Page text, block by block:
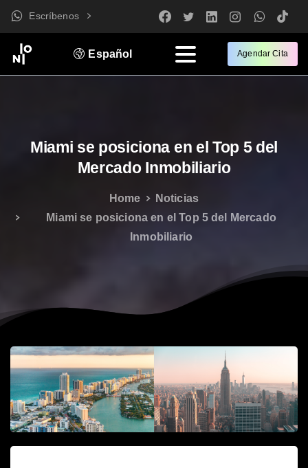
Escríbenos
Español Agendar Cita
Miami se posiciona en el Top 5 del
Mercado Inmobiliario
Home
Noticias
Miami se posiciona en el Top 5 del Mercado
Inmobiliario